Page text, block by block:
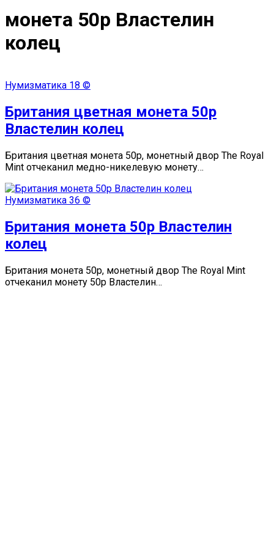
монета 50p Властелин
колец
Нумизматика 18 ©
Британия цветная монета 50p
Властелин колец
Британия цветная монета 50p, монетный двор The Royal
Mint отчеканил медно-никелевую монету…
Нумизматика 36 ©
Британия монета 50p Властелин
колец
Британия монета 50p, монетный двор The Royal Mint
отчеканил монету 50p Властелин…